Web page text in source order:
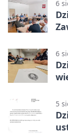
6
6
5